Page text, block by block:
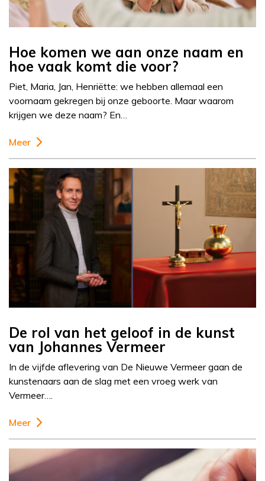
Hoe komen we aan onze naam en
hoe vaak komt die voor?
Piet, Maria, Jan, Henriëtte: we hebben allemaal een
voornaam gekregen bij onze geboorte. Maar waarom
krijgen we deze naam? En…
Meer
De rol van het geloof in de kunst
van Johannes Vermeer
In de vijfde aflevering van De Nieuwe Vermeer gaan de
kunstenaars aan de slag met een vroeg werk van
Vermeer….
Meer